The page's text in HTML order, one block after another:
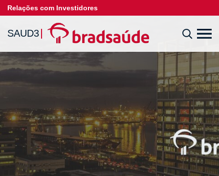
Relações com Investidores
SAUD3